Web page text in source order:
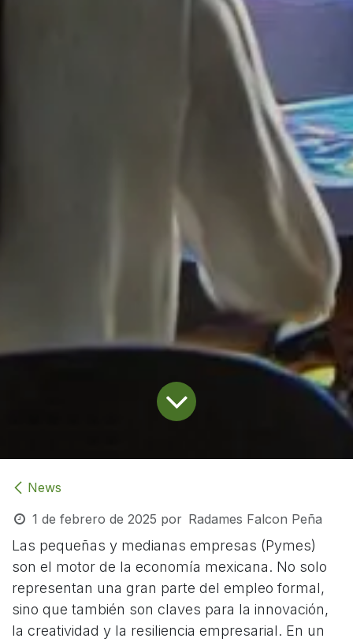
News
1 de febrero de 2025 por Radames Falcon Peña
Las pequeñas y medianas empresas (Pymes)
son el motor de la economía mexicana. No solo
representan una gran parte del empleo formal,
sino que también son claves para la innovación,
la creatividad y la resiliencia empresarial. En un